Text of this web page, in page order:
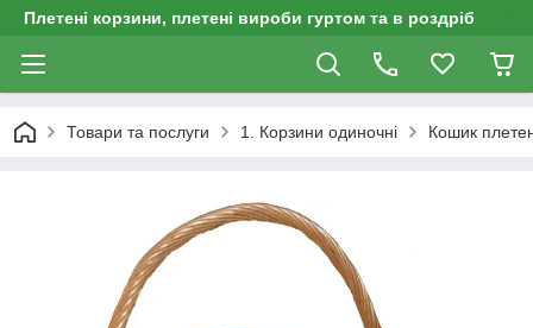
Плетені корзини, плетені вироби гуртом та в роздріб
Товари та послуги 1. Корзини одиночні Кошик